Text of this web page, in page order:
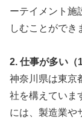
ーテイメント施
しむことができ
2. 仕事が多い（
神奈川県は東京
社を構えていま
には、製造業や